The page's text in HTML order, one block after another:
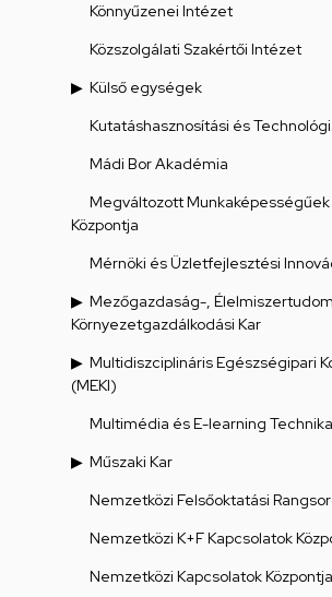
Könnyűzenei Intézet
Közszolgálati Szakértői Intézet
Külső egységek
Kutatáshasznosítási és
Mádi Bor Akadémia
Megváltozott
Központja
Mérnöki és Üzletfejlesztési
Mezőgazdaság-,
Környezetgazdálkodási Kar
Multidiszciplináris Egészségipari
(MEKI)
Multimédia és E-learning
Műszaki Kar
Nemzetközi Felsőoktatási
Nemzetközi K+F Kapcsolatok
Nemzetközi Kapcsolatok Központja